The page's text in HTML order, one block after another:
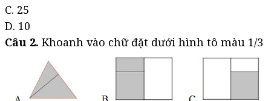
C. 25
D. 10
Câu 2. Khoanh vào chữ đặt dưới hình tô màu 1/3